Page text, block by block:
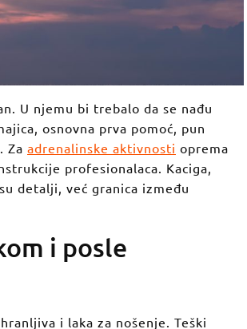
U njemu bi trebalo da se nađu
osnovna prva pomoć, pun
Za adrenalinske aktivnosti oprema
profesionalaca. Kaciga,
detalji, već granica između
i posle
i laka za nošenje. Teški